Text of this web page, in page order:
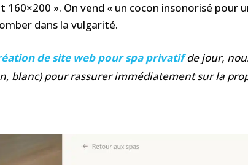
160×200 ». On vend « un cocon insonorisé pour
dans la vulgarité.
de site web pour spa privatifde jour,
blanc) pour rassurer immédiatement sur la